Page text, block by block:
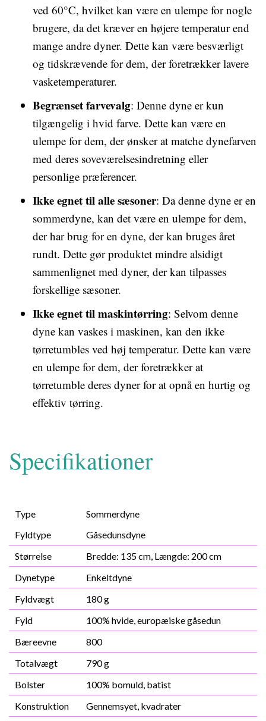
ved 60°C, hvilket kan være en ulempe for nogle
brugere, da det kræver en højere temperatur end
mange andre dyner. Dette kan være besværligt
og tidskrævende for dem, der foretrækker lavere
vasketemperaturer.
Begrænset farvevalg: Denne dyne er kun
tilgængelig i hvid farve. Dette kan være en
ulempe for dem, der ønsker at matche dynefarven
med deres soveværelsesindretning eller
personlige præferencer.
Ikke egnet til alle sæsoner: Da denne dyne er en
sommerdyne, kan det være en ulempe for dem,
der har brug for en dyne, der kan bruges året
rundt. Dette gør produktet mindre alsidigt
sammenlignet med dyner, der kan tilpasses
forskellige sæsoner.
Ikke egnet til maskintørring: Selvom denne
dyne kan vaskes i maskinen, kan den ikke
tørretumbles ved høj temperatur. Dette kan være
en ulempe for dem, der foretrækker at
tørretumble deres dyner for at opnå en hurtig og
effektiv tørring.
Specifikationer
Type
Sommerdyne
Fyldtype
Gåsedunsdyne
Størrelse
Bredde: 135 cm, Længde: 200 cm
Dynetype
Enkeltdyne
Fyldvægt
180 g
Fyld
100% hvide, europæiske gåsedun
Bæreevne
800
Totalvægt
790 g
Bolster
100% bomuld, batist
Konstruktion
Gennemsyet, kvadrater